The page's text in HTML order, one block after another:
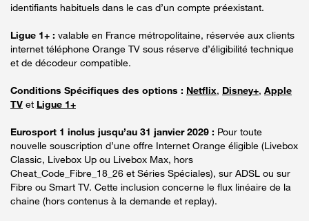
identifiants habituels dans le cas d’un compte préexistant.
Ligue 1+ : valable en France métropolitaine, réservée aux clients
internet téléphone Orange TV sous réserve d’éligibilité technique
et de décodeur compatible.
Conditions Spécifiques des options : Netflix, Disney+, Apple
TV et Ligue 1+
Eurosport 1 inclus jusqu’au 31 janvier 2029 : Pour toute
nouvelle souscription d’une offre Internet Orange éligible (Livebox
Classic, Livebox Up ou Livebox Max, hors
Cheat_Code_Fibre_18_26 et Séries Spéciales), sur ADSL ou sur
Fibre ou Smart TV. Cette inclusion concerne le flux linéaire de la
chaine (hors contenus à la demande et replay).